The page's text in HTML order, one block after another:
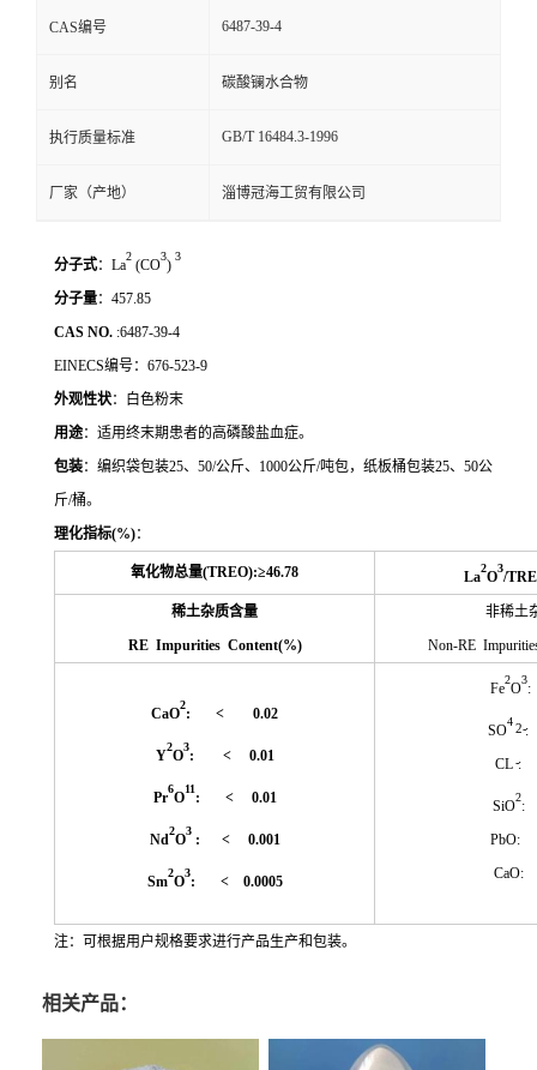
CAS编号 6487-39-4
别名 碳酸镧水合物
执行质量标准 GB/T 16484.3-1996
厂家（产地） 淄博冠海工贸有限公司
分子式：La
2
(CO
3
)
3
分子量： 457.85
CAS NO. :6487-39-4
EINECS编号： 676-523-9
外观性状：白色粉末
用途：适用终末期患者的高磷酸盐血症。
包装：编织袋包装25、 50/公斤、 1000公斤/吨包，纸板桶包装25、 50公
斤/桶。
理化指标(%)：
氧化物总量(TREO):≥46.78 La
2
O
3
/
稀土杂质含量
RE Impurities Content(%)
非稀土
Non-RE
CaO
2
: < 0.02
Y
2
O
3
: < 0.01
Pr
6
O
11
: < 0.01
Nd
2
O
3
: < 0.001
Sm
2
O
3
: < 0.0005
Fe
2
O
3
:
SO
42-:
CL-:
SiO
2
:
PbO:
CaO:
注：可根据用户规格要求进行产品生产和包装。
相关产品：